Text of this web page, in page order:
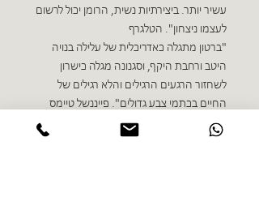
עשיר יותר. ביצירתיות נשית, הרומן יכול לרשום
לעצמו ניצחון". הטלגרף
"ברטון מתגלה כאדריכלית של עלילה בנויה
היטב ורחבת היקף, וסגנונה מגלה כישרון
לשחזור הרגעים הרגילים והלא רגילים של
החיים בכתמי צבע גדולים". פייננשל טיימס